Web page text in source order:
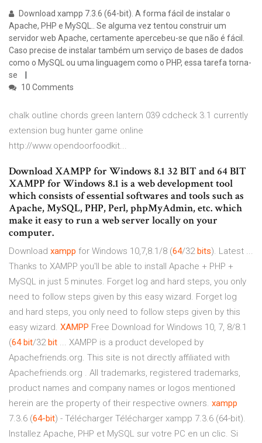
Download xampp 7.3.6 (64-bit). A forma fácil de instalar o
Apache, PHP e MySQL.. Se alguma vez tentou construir um
servidor web Apache, certamente apercebeu-se que não é fácil.
Caso precise de instalar também um serviço de bases de dados
como o MySQL ou uma linguagem como o PHP, essa tarefa torna-
se
10 Comments
chalk outline chords green lantern 039 cdcheck 3.1 currently
extension bug hunter game online
http://www.opendoorfoodkit...
Download XAMPP for Windows 8.1 32 BIT and 64 BIT
XAMPP for Windows 8.1 is a web development tool
which consists of essential softwares and tools such as
Apache, MySQL, PHP, Perl, phpMyAdmin, etc. which
make it easy to run a web server locally on your
computer.
Download xampp for Windows 10,7,8.1/8 (64/32 bits). Latest ...
Thanks to XAMPP you'll be able to install Apache + PHP +
MySQL in just 5 minutes. Forget log and hard steps, you only
need to follow steps given by this easy wizard. Forget log
and hard steps, you only need to follow steps given by this
easy wizard. XAMPP Free Download for Windows 10, 7, 8/8.1
(64 bit/32 bit ... XAMPP is a product developed by
Apachefriends.org. This site is not directly affiliated with
Apachefriends.org . All trademarks, registered trademarks,
product names and company names or logos mentioned
herein are the property of their respective owners. xampp
7.3.6 (64-bit) - Télécharger Télécharger xampp 7.3.6 (64-bit).
Installez Apache, PHP et MySQL sur votre PC en un clic. Si